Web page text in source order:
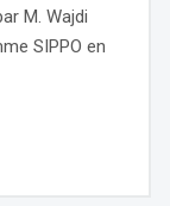
M. Wajdi
SIPPO en